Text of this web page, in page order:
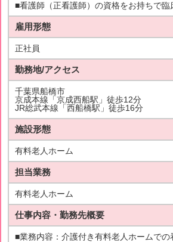
■看護師（正看護師）の資格をお持ちで
雇用形態
正社員
勤務地/アクセス
千葉県船橋市
京成本線「京成西船駅」徒歩12分
JR総武本線「西船橋駅」徒歩16分
施設形態
有料老人ホーム
担当業務
有料老人ホーム
仕事内容・勤務先概要
■業務内容：介護付き有料老人ホームでの